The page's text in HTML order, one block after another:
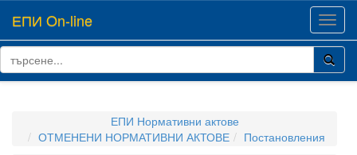
ЕПИ On-line
ЕПИ Нормативни актове
ОТМЕНЕНИ НОРМАТИВНИ АКТОВЕ
Постановления